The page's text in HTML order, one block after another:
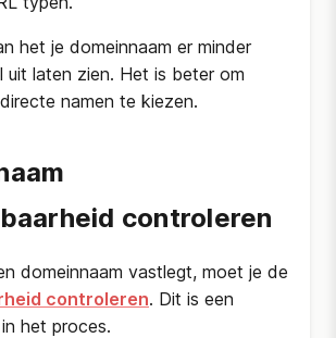
het je domeinnaam er minder
uit laten zien. Het is beter om
namen te kiezen.
controleren
domeinnaam vastlegt, moet je de
controleren. Dit is een
het proces.